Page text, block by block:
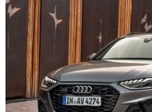
Utilitaires
Flottes
Auto
Services